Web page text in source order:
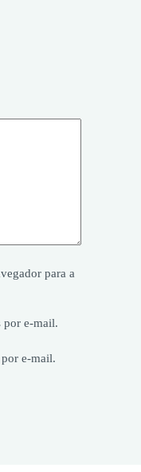
para a
por e-mail.
e-mail.